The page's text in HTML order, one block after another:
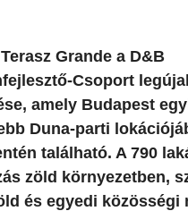
Grande a D&B
Csoport
amely Budapest
Duna-parti
található. A 790
zöld környezetben,
és egyedi közösségi